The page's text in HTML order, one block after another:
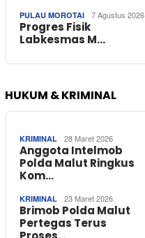
PULAU MOROTAI 7 Agustus 2026
Progres Fisik
Labkesmas M…
HUKUM & KRIMINAL
KRIMINAL 28 Maret 2026
Anggota Intelmob
Polda Malut Ringkus
Kom…
KRIMINAL 23 Maret 2026
Brimob Polda Malut
Pertegas Terus